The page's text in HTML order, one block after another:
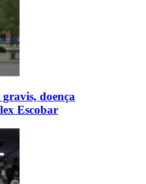
doença
Escobar